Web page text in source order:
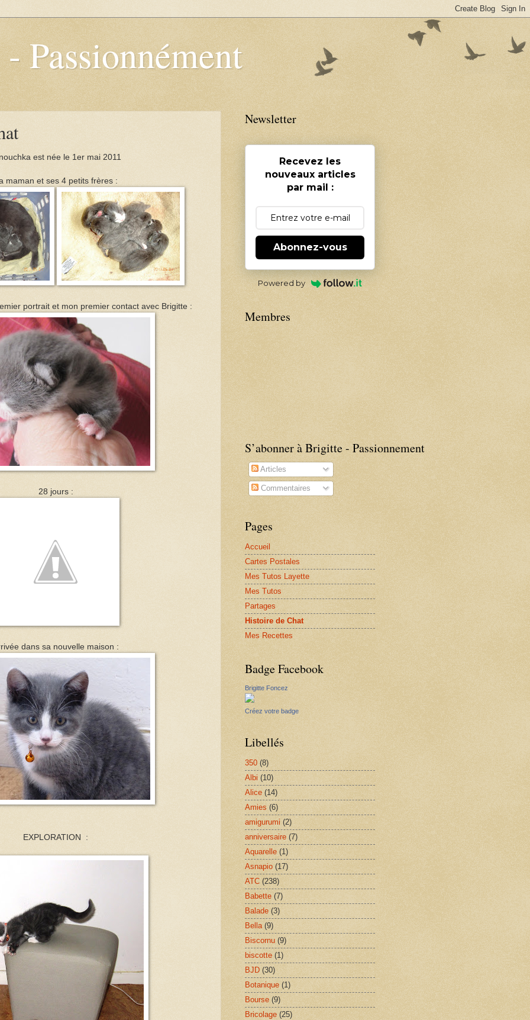
Passionnément
est née le 1er mai 2011
maman et ses 4 petits frères :
portrait et mon premier contact avec Brigitte :
28 jours :
dans sa nouvelle maison :
EXPLORATION :
Newsletter
Recevez les
nouveaux articles
par mail :
Abonnez-vous
Powered by
Membres
S’abonner à Brigitte - Passionnement
Articles
Commentaires
Pages
Accueil
Cartes Postales
Mes Tutos Layette
Mes Tutos
Partages
Histoire de Chat
Mes Recettes
Badge Facebook
Brigitte Foncez
Créez votre badge
Libellés
350 (8)
Albi (10)
Alice (14)
Amies (6)
amigurumi (2)
anniversaire (7)
Aquarelle (1)
Asnapio (17)
ATC (238)
Babette (7)
Balade (3)
Bella (9)
Biscornu (9)
biscotte (1)
BJD (30)
Botanique (1)
Bourse (9)
Bricolage (25)